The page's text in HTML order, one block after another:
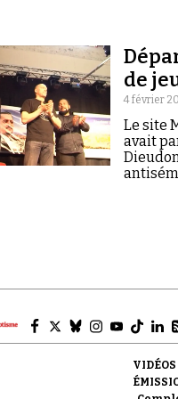
de
4 février
Le site
avait
VIDÉOS